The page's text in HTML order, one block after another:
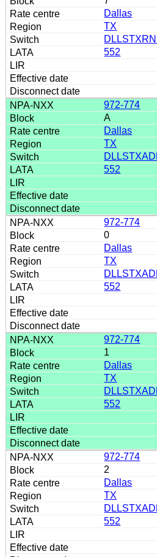
Dallas
TX
552
972-774
A
Dallas
TX
552
972-774
0
Dallas
TX
552
972-774
1
Dallas
TX
552
972-774
2
Dallas
TX
552